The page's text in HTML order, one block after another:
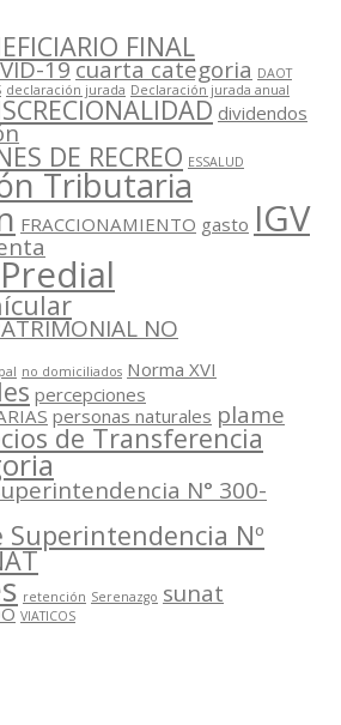
FINAL
19cuarta categoria DAOT
declaración jurada Declaración jurada anual
dividendos
DE RECREO ESSALUD
Tributaria
FRACCIONAMIENTO gasto IGV
NO
no domiciliados Norma XVI
percepciones
personas naturales plame
de Transferencia
N° 300-
Superintendencia Nº
retención Serenazgo sunat
VIATICOS